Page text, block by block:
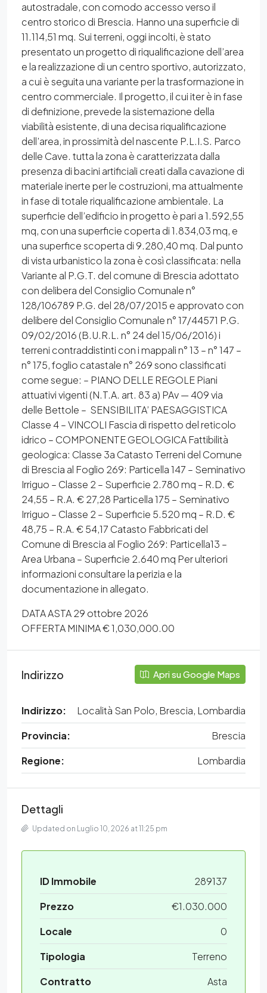
autostradale, con comodo accesso verso il
centro storico di Brescia. Hanno una superficie di
11.114,51 mq. Sui terreni, oggi incolti, è stato
presentato un progetto di riqualificazione dell’area
e la realizzazione di un centro sportivo, autorizzato,
a cui è seguita una variante per la trasformazione in
centro commerciale. Il progetto, il cui iter è in fase
di definizione, prevede la sistemazione della
viabilità esistente, di una decisa riqualificazione
dell’area, in prossimità del nascente P.L.I.S. Parco
delle Cave. tutta la zona è caratterizzata dalla
presenza di bacini artificiali creati dalla cavazione di
materiale inerte per le costruzioni, ma attualmente
in fase di totale riqualificazione ambientale. La
superficie dell’edificio in progetto è pari a 1.592,55
mq, con una superficie coperta di 1.834,03 mq, e
una superfice scoperta di 9.280,40 mq. Dal punto
di vista urbanistico la zona è così classificata: nella
Variante al P.G.T. del comune di Brescia adottato
con delibera del Consiglio Comunale n°
128/106789 P.G. del 28/07/2015 e approvato con
delibere del Consiglio Comunale n° 17/44571 P.G.
09/02/2016 (B.U.R.L. n° 24 del 15/06/2016) i
terreni contraddistinti con i mappali n° 13 – n° 147 –
n° 175, foglio catastale n° 269 sono classificati
come segue: – PIANO DELLE REGOLE Piani
attuativi vigenti (N.T.A. art. 83 a) PAv — 409 via
delle Bettole – SENSIBILITA’ PAESAGGISTICA
Classe 4 – VINCOLI Fascia di rispetto del reticolo
idrico – COMPONENTE GEOLOGICA Fattibilità
geologica: Classe 3a Catasto Terreni del Comune
di Brescia al Foglio 269: Particella 147 – Seminativo
Irriguo – Classe 2 – Superficie 2.780 mq – R.D. €
24,55 – R.A. € 27,28 Particella 175 – Seminativo
Irriguo – Classe 2 – Superficie 5.520 mq – R.D. €
48,75 – R.A. € 54,17 Catasto Fabbricati del
Comune di Brescia al Foglio 269: Particella13 –
Area Urbana – Superficie 2.640 mq Per ulteriori
informazioni consultare la perizia e la
documentazione in allegato.
DATA ASTA 29 ottobre 2026
OFFERTA MINIMA € 1,030,000.00
Indirizzo Apri su Google Maps
Indirizzo:
Località San Polo, Brescia, Lombardia
Provincia:
Brescia
Regione:
Lombardia
Dettagli
Updated on Luglio 10, 2026 at 11:25 pm
ID Immobile
289137
Prezzo
€1.030.000
Locale
0
Tipologia
Terreno
Contratto
Asta